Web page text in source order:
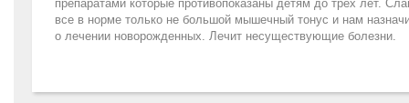
препаратами которые противопоказаны детям до трех лет.
все в норме только не большой мышечный тонус и нам
о лечении новорожденных. Лечит несуществующие болезни.